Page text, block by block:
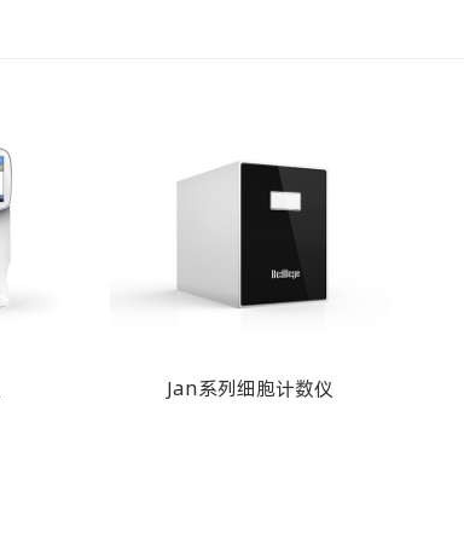
Jan系列细胞计数仪